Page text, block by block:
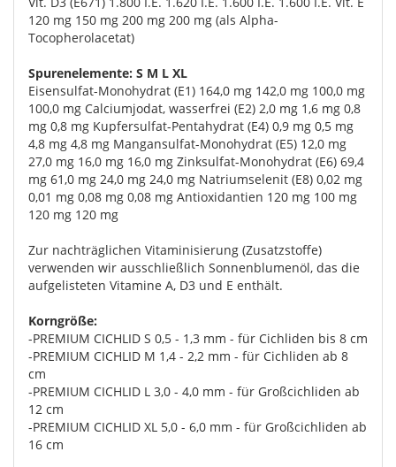
120 mg 150 mg 200 mg 200 mg (als Alpha-
Tocopherolacetat)
Spurenelemente: S M L XL
Eisensulfat-Monohydrat (E1) 164,0 mg 142,0 mg 100,0 mg
100,0 mg Calciumjodat, wasserfrei (E2) 2,0 mg 1,6 mg 0,8
mg 0,8 mg Kupfersulfat-Pentahydrat (E4) 0,9 mg 0,5 mg
4,8 mg 4,8 mg Mangansulfat-Monohydrat (E5) 12,0 mg
27,0 mg 16,0 mg 16,0 mg Zinksulfat-Monohydrat (E6) 69,4
mg 61,0 mg 24,0 mg 24,0 mg Natriumselenit (E8) 0,02 mg
0,01 mg 0,08 mg 0,08 mg Antioxidantien 120 mg 100 mg
120 mg 120 mg
Zur nachträglichen Vitaminisierung (Zusatzstoffe)
verwenden wir ausschließlich Sonnenblumenöl, das die
aufgelisteten Vitamine A, D3 und E enthält.
Korngröße:
-PREMIUM CICHLID S 0,5 - 1,3 mm - für Cichliden bis 8 cm
-PREMIUM CICHLID M 1,4 - 2,2 mm - für Cichliden ab 8
cm
-PREMIUM CICHLID L 3,0 - 4,0 mm - für Großcichliden ab
12 cm
-PREMIUM CICHLID XL 5,0 - 6,0 mm - für Großcichliden ab
16 cm